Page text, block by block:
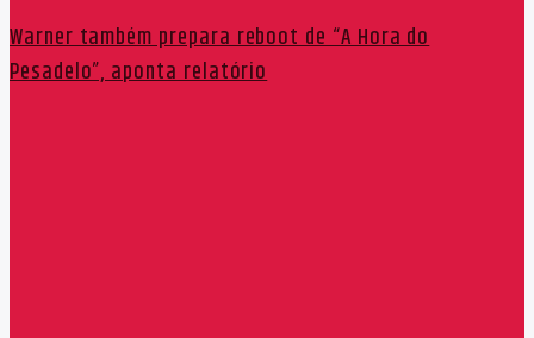
Warner também prepara reboot de “A Hora do
Pesadelo”, aponta relatório